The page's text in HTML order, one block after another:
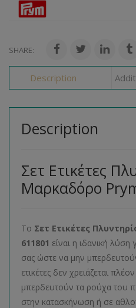
SHARE:
Description
Description
Σετ Ετικέτες
Μαρκαδόρο
Το Σετ Ετικέτες
611801 είναι η ιδανική
σας ώστε να μην
ετικέτες δεν χρειάζεται
μπερδευτούν τα ρούχα του
στην κατασκήνωση ή σε